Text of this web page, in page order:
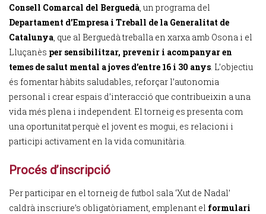
Consell Comarcal del Berguedà, un programa del
Departament d’Empresa i Treball de la Generalitat de
Catalunya, que al Berguedà treballa en xarxa amb Osona i el
Lluçanès per sensibilitzar, prevenir i acompanyar en
temes de salut mental a joves d’entre 16 i 30 anys. L’objectiu
és fomentar hàbits saludables, reforçar l’autonomia
personal i crear espais d’interacció que contribueixin a una
vida més plena i independent. El torneig es presenta com
una oportunitat perquè el jovent es mogui, es relacioni i
participi activament en la vida comunitària.
Procés d’inscripció
Per participar en el torneig de futbol sala ‘Xut de Nadal’
caldrà inscriure’s obligatòriament, emplenant el formulari